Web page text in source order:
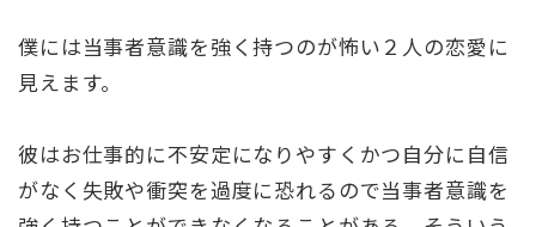
僕には当事者意識を強く持つのが怖い２人の恋愛に
見えます。
彼はお仕事的に不安定になりやすくかつ自分に自信
がなく失敗や衝突を過度に恐れるので当事者意識を